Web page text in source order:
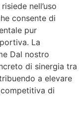
nell’uso
consente di
pur
La
Dal nostro
di sinergia tra
a elevare
di